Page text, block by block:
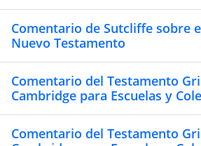
Comentario de Sutcliffe sobre
Nuevo Testamento
Comentario del Testamento
Cambridge para Escuelas y
Comentario del Testamento